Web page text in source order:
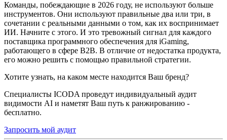
Команды, побеждающие в 2026 году, не используют больше
инструментов. Они используют правильные два или три, в
сочетании с реальными данными о том, как их воспринимает
ИИ. Начните с этого. И это тревожный сигнал для каждого
поставщика программного обеспечения для iGaming,
работающего в сфере B2B. В отличие от недостатка продукта,
его можно решить с помощью правильной стратегии.
Хотите узнать, на каком месте находится Ваш бренд?
Специалисты ICODA проведут индивидуальный аудит
видимости AI и наметят Ваш путь к ранжированию -
бесплатно.
Запросить мой аудит